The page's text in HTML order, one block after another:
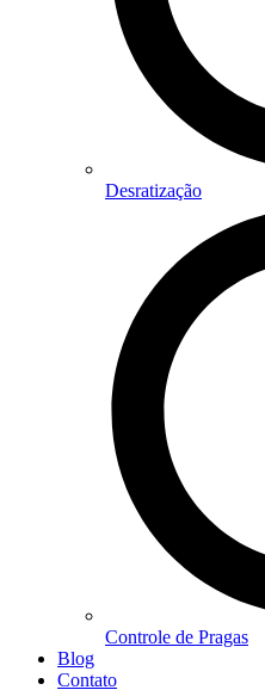
Desratização
Controle de Pragas
Blog
Contato